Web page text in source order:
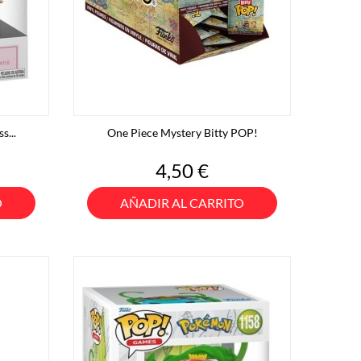
One Piece Mystery Bitty POP!
Precio
4,50 €
AÑADIR AL CARRITO